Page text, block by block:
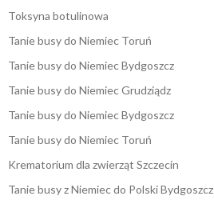
Toksyna botulinowa
Tanie busy do Niemiec Toruń
Tanie busy do Niemiec Bydgoszcz
Tanie busy do Niemiec Grudziądz
Tanie busy do Niemiec Bydgoszcz
Tanie busy do Niemiec Toruń
Krematorium dla zwierząt Szczecin
Tanie busy z Niemiec do Polski Bydgoszcz